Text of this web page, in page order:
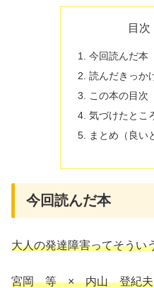
目次
今回読んだ本
読んだきっか
この本の目次
気づけたとこ
まとめ（良い
今回読んだ本
大人の発達障害ってそうい
宮岡 等 × 内山 登紀夫